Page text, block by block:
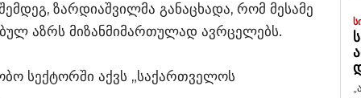
ზარდიაშვილმა განაცხადა, რომ მესამე
აზრს მიზანმიმართულად ავრცელებს.
სექტორში აქვს „საქართველოს